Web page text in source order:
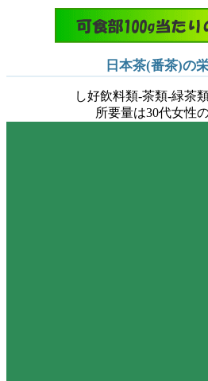
日本茶(番茶)の
し好飲料類-茶類-緑茶
所要量は30代女性